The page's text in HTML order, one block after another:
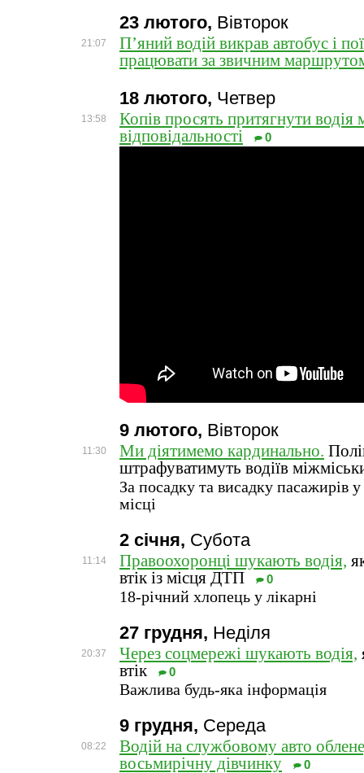
23 лютого, Вівторок
21:07
П’яний водій викрав автобус і
працювати за звичним
18 лютого, Четвер
13:58
Копів просять притягнути
відповідальності
0
9 лютого, Вівторок
11:30 Ми діятимемо кардинально.
штрафуватимуть водіїв
За посадку та висадку пасажирів
місці
2 січня, Субота
11:14 Правоохоронці шукають водія,
втік із місця ДТП
0
18-річний хлопець у лікарні
27 грудня, Неділя
20:37 Через соцмережі шукають водія,
втік
0
Важлива будь-яка інформація
9 грудня, Середа
08:22
Водій на службовому авто
восьмирічну дівчинку
0